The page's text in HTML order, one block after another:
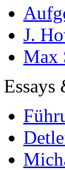
J.
Max
Essays